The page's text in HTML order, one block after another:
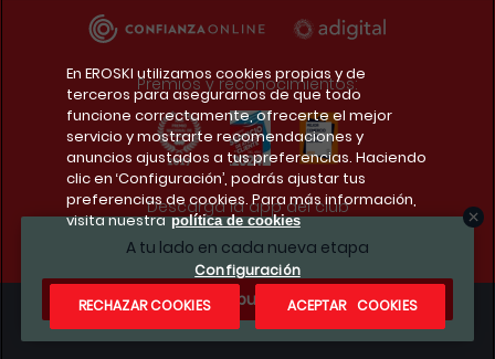
A tu lado en cada nueva etapa
¿Te apuntas?
Premios y reconocimientos:
Descarga la app del club
Condiciones legales
En EROSKI utilizamos cookies propias y de
terceros para asegurarnos de que todo
funcione correctamente, ofrecerte el mejor
servicio y mostrarte recomendaciones y
anuncios ajustados a tus preferencias. Haciendo
clic en ‘Configuración’, podrás ajustar tus
preferencias de cookies. Para más información,
visita nuestra política de cookies
Configuración
RECHAZAR COOKIES
ACEPTAR COOKIES